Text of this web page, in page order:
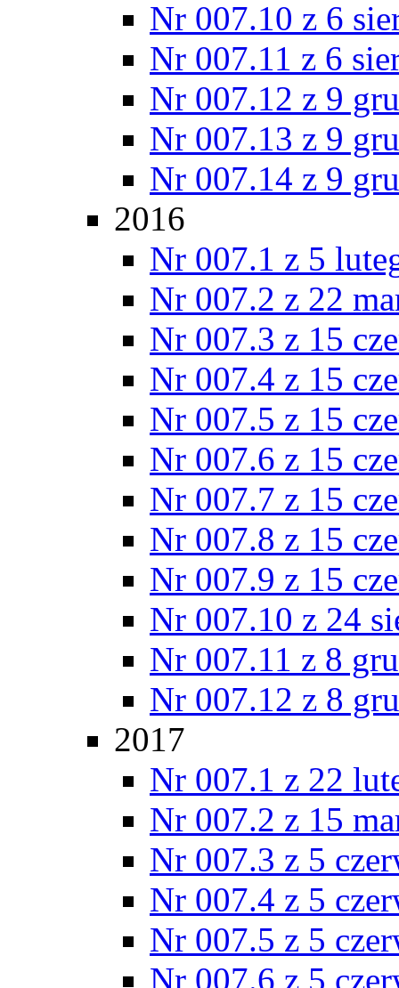
Nr 007.10 z 6
Nr 007.11 z 6
Nr 007.12 z 9
Nr 007.13 z 9
Nr 007.14 z 9
2016
Nr 007.1 z 5
Nr 007.2 z 22
Nr 007.3 z 15
Nr 007.4 z 15
Nr 007.5 z 15
Nr 007.6 z 15
Nr 007.7 z 15
Nr 007.8 z 15
Nr 007.9 z 15
Nr 007.10 z 24
Nr 007.11 z 8
Nr 007.12 z 8
2017
Nr 007.1 z 22
Nr 007.2 z 15
Nr 007.3 z 5
Nr 007.4 z 5
Nr 007.5 z 5
Nr 007.6 z 5